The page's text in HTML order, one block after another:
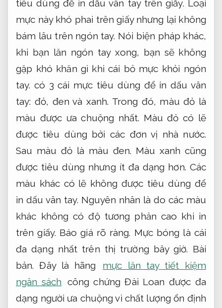
tiêu dùng để in dấu vân tay trên giấy. Loại
mực này khó phai trên giấy nhưng lại không
bám lâu trên ngón tay. Nói biện pháp khác,
khi bạn lăn ngón tay xong, bạn sẽ không
gặp khó khăn gì khi cái bỏ mực khỏi ngón
tay. có 3 cái mực tiêu dùng để in dấu vân
tay: đỏ, đen và xanh. Trong đó, màu đỏ là
màu được ưa chuộng nhất. Màu đỏ có lẽ
được tiêu dùng bởi các đơn vị nhà nước.
Sau màu đỏ là màu đen. Màu xanh cũng
được tiêu dùng nhưng ít đa dạng hơn. Các
màu khác có lẽ không được tiêu dùng để
in dấu vân tay. Nguyên nhân là do các màu
khác không có độ tương phản cao khi in
trên giấy. Báo giá rõ ràng. Mực bóng là cái
đa dạng nhất trên thị trường bây giờ. Bài
bản. Đây là hãng
mực lăn tay tiết kiệm
ngân sách công chứng Đài Loan được đa
dạng người ưa chuộng vì chất lượng ổn định